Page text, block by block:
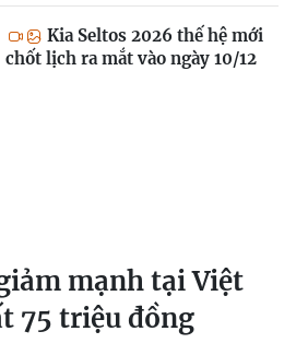
Kia Seltos 2026 thế hệ mới
chốt lịch ra mắt vào ngày 10/12
mạnh tại Việt
75 triệu đồng